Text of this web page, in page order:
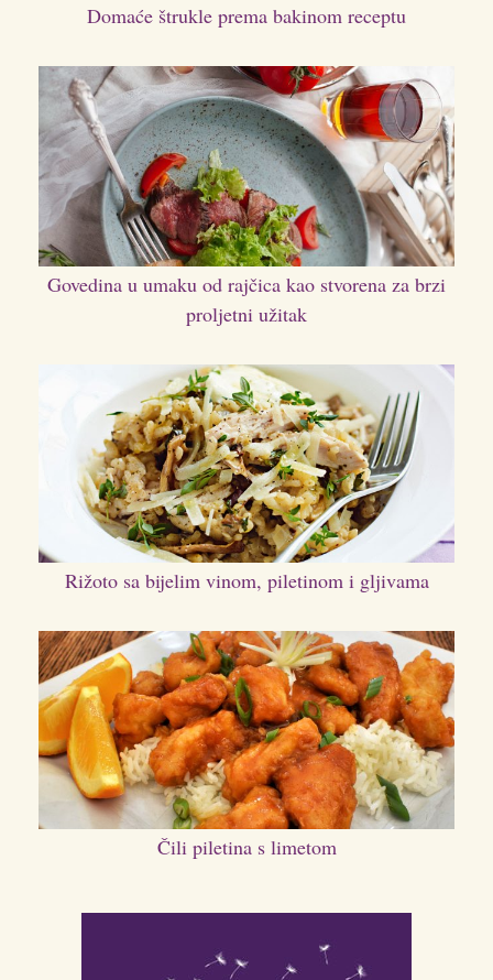
Domaće štrukle prema bakinom receptu
Govedina u umaku od rajčica kao stvorena za brzi
proljetni užitak
Rižoto sa bijelim vinom, piletinom i gljivama
Čili piletina s limetom